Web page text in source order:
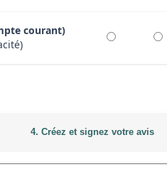
courant)
4. Créez et signez votre avis